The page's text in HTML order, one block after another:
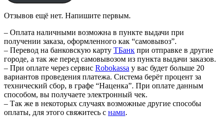
Отзывов ещё нет. Напишите первым.
– Оплата наличными возможна в пункте выдачи при
получении заказа, оформленного как “самовывоз”.
– Перевод на банковскую карту TБанк при отправке в другие
городе, а так же перед самовывозом из пункта выдачи заказов.
– При оплате через сервис Robokassa у вас будет больше 20
вариантов проведения платежа. Система берёт процент за
технический сбор, в графе “Наценка”. При оплате данным
способом, вы получаете электронный чек.
– Так же в некоторых случаях возможные другие способы
оплаты, для этого свяжитесь с нами.